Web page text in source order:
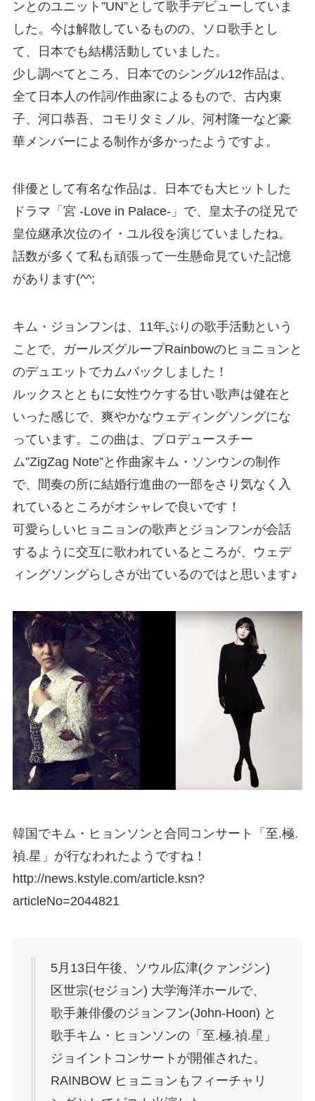
ンとのユニット”UN”として歌手デビューしていま
した。今は解散しているものの、ソロ歌手とし
て、日本でも結構活動していました。
少し調べてところ、日本でのシングル12作品は、
全て日本人の作詞/作曲家によるもので、古内東
子、河口恭吾、コモリタミノル、河村隆一など豪
華メンバーによる制作が多かったようですよ。
俳優として有名な作品は、日本でも大ヒットした
ドラマ「宮 -Love in Palace-」で、皇太子の従兄で
皇位継承次位のイ・ユル役を演じていましたね。
話数が多くて私も頑張って一生懸命見ていた記憶
があります(^^;
キム・ジョンフンは、11年ぶりの歌手活動という
ことで、ガールズグループRainbowのヒョニョンと
のデュエットでカムバックしました！
ルックスとともに女性ウケする甘い歌声は健在と
いった感じで、爽やかなウェディングソングにな
っています。この曲は、プロデュースチー
ム”ZigZag Note”と作曲家キム・ソンウンの制作
で、間奏の所に結婚行進曲の一部をさり気なく入
れているところがオシャレで良いです！
可愛らしいヒョニョンの歌声とジョンフンが会話
するように交互に歌われているところが、ウェデ
ィングソングらしさが出ているのではと思います♪
韓国でキム・ヒョンソンと合同コンサート「至.極.
禎.星」が行なわれたようですね！
http://news.kstyle.com/article.ksn?
articleNo=2044821
5月13日午後、ソウル広津(クァンジン)
区世宗(セジョン) 大学海洋ホールで、
歌手兼俳優のジョンフン(John-Hoon) と
歌手キム・ヒョンソンの「至.極.禎.星」
ジョイントコンサートが開催された。
RAINBOW ヒョニョンもフィーチャリ